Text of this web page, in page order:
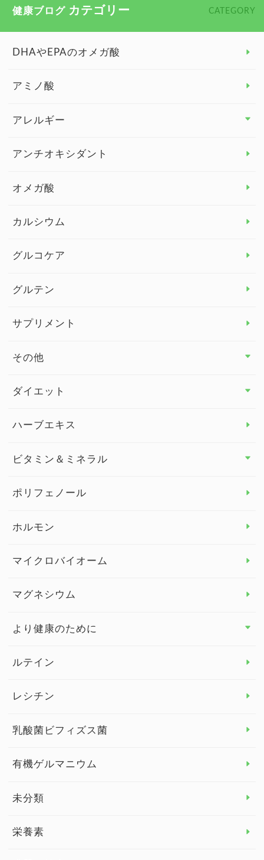
健康ブログ カテゴリー CATEGORY
DHAやEPAのオメガ酸
アミノ酸
アレルギー
アレルギー トップ
アンチオキシダント
オメガ酸
カルシウム
グルコケア
グルテン
サプリメント
その他
その他 トップ
健康セミナー
ダイエット
ダイエット トップ
ハーブエキス
ビタミン＆ミネラル
ビタミン＆ミネラル トップ
ビタミンE
ポリフェノール
ホルモン
マイクロバイオーム
マグネシウム
より健康のために
より健康のために トップ
眼の健康
睡眠
ルテイン
レシチン
乳酸菌ビフィズス菌
有機ゲルマニウム
未分類
栄養素